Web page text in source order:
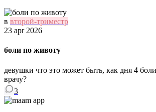
в второй-триместр
23 apr 2026
боли по животу
девушки что это может быть, как дня 4
врачу?
3